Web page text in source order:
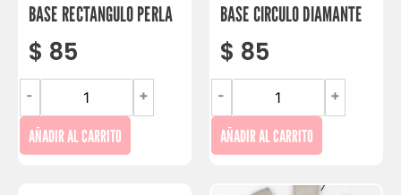
BASE RECTANGULO PERLA
$ 85
- +
AÑADIR AL CARRITO
BASE CIRCULO DIAMANTE
$ 85
- +
AÑADIR AL CARRITO